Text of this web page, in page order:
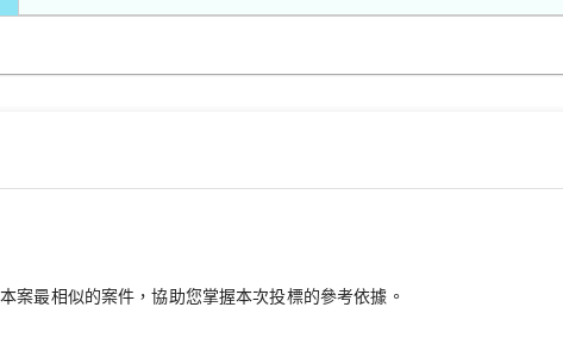
案最相似的案件，協助您掌握本次投標的參考依據。